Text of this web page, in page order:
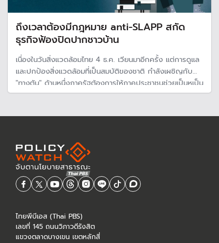
ถึงเวลาต้องมีกฎหมาย anti-SLAPP สกัด
ธุรกิจฟ้องปิดปากชาวบ้าน
เนื่องในวันสิ่งแวดล้อมไทย 4 ธ.ค. เวียนมาอีกครั้ง แต่การดูแล
และปกป้องสิ่งแวดล้อมที่เป็นสมบัติของชาติ กำลังเผชิญกับ
"ทางตัน" ด้านหนึ่งภาครัฐต้องการให้ภาคประชาชนช่วยเป็นหูเป็น
ตาและร่วมกันดูแล แต่อีกด้านหนึ่งกฎหมายของรัฐกลับเปิดทาง
ไทยพีบีเอส (Thai PBS)
เลขที่ 145 ถนนวิภาวดีรังสิต
แขวงตลาดบางเขน เขตหลักสี่